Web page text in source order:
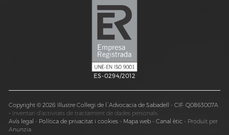
ES-0294/2012
Copyright © 2026 Il·lustre Col·legi de l´Advocacia de Sabadell - CIF: Q0863007A
- Inventari d'activitats de tractament de dades personals
Avís legal - Política de privacitat i cookies - Mapa web - Canal ètic - Produït per
Anunzia